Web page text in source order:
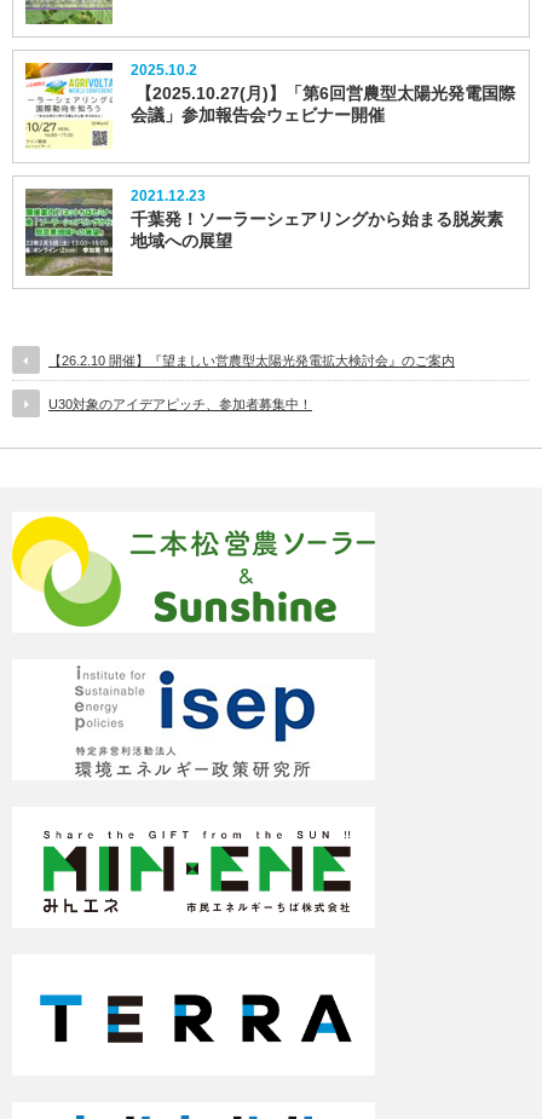
2025.10.2
【2025.10.27(月)】「第6回営農型太陽光発電国際
会議」参加報告会ウェビナー開催
2021.12.23
千葉発！ソーラーシェアリングから始まる脱炭素
地域への展望
【26.2.10 開催】『望ましい営農型太陽光発電拡大検討会』のご案内
U30対象のアイデアピッチ、参加者募集中！